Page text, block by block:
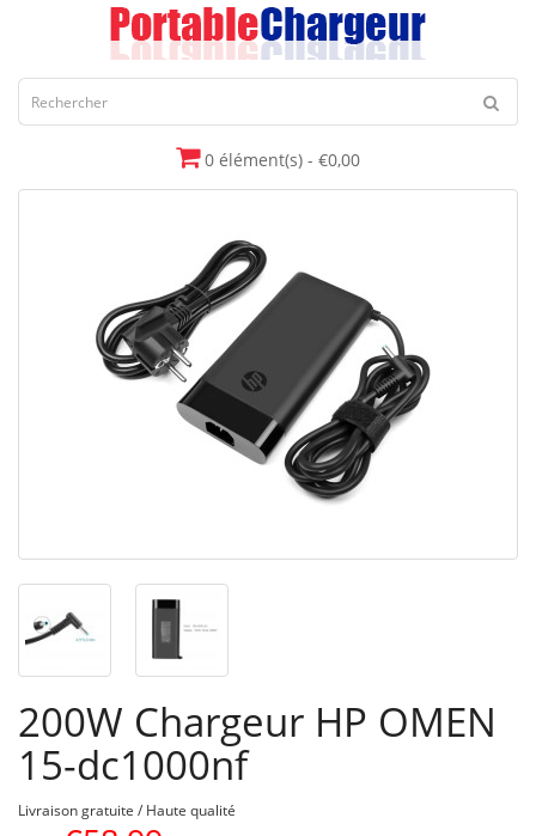
0 élément(s) - €0,00
200W Chargeur HP OMEN
15-dc1000nf
Livraison gratuite / Haute qualité